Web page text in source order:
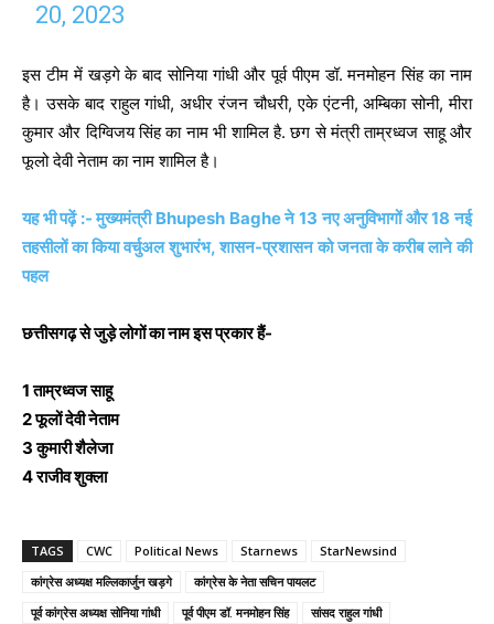
20, 2023
इस टीम में खड़गे के बाद सोनिया गांधी और पूर्व पीएम डॉ. मनमोहन सिंह का नाम
है। उसके बाद राहुल गांधी, अधीर रंजन चौधरी, एके एंटनी, अम्बिका सोनी, मीरा
कुमार और दिग्विजय सिंह का नाम भी शामिल है. छग से मंत्री ताम्रध्वज साहू और
फूलो देवी नेताम का नाम शामिल है।
यह भी पढ़ें :- मुख्यमंत्री Bhupesh Baghe ने 13 नए अनुविभागों और 18 नई
तहसीलों का किया वर्चुअल शुभारंभ, शासन-प्रशासन को जनता के करीब लाने की
पहल
छत्तीसगढ़ से जुड़े लोगों का नाम इस प्रकार हैं-
1 ताम्रध्वज साहू
2 फूलों देवी नेताम
3 कुमारी शैलेजा
4 राजीव शुक्ला
TAGS CWC Political News Starnews
StarNewsind
कांग्रेस अध्यक्ष मल्लिकार्जुन खड़गे
कांग्रेस के नेता सचिन पायलट
पूर्व कांग्रेस अध्यक्ष सोनिया गांधी
पूर्व पीएम डॉ. मनमोहन सिंह सांसद राहुल गांधी